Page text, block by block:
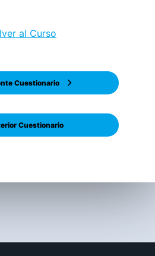
Cuestionario
al Curso
Cuestionario